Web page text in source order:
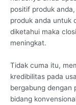
positif produk
produk anda untuk
diketahui maka
meningkat.
Tidak cuma itu,
kredibilitas pada
bergabung dengan
bidang